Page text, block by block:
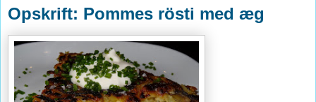
Opskrift: Pommes rösti med æg